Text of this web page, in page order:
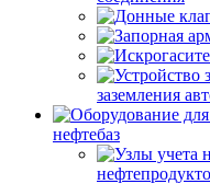
заземления
нефтебаз